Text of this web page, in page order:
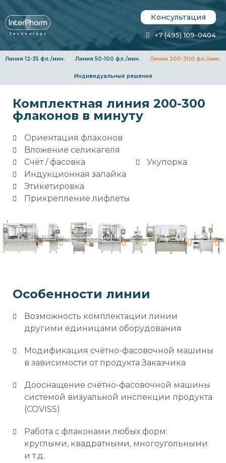
Консультация
+7 (495) 109-0404
Линия 12-35 фл./мин. Линия 50-100 фл./мин. Линия 200-300 фл./мин.
Индивидуальные решения
Комплектная линия 200-300
флаконов в минуту
Ориентация флаконов
Вложение селикагеля
Счёт / фасовка
Укупорка
Индукционная запайка
Этикетировка
Прикрепление лифлеты
Особенности линии
Возможность комплектации линии
другими единицами оборудования
Модификация счётно-фасовочной машины
в зависимости от продукта Заказчика
Дооснащение счётно-фасовочной машины
системой визуальной инспекции продукта
(COVISS)
Работа с флаконами любых форм:
круглыми, квадратными, многоугольными
и т.д.